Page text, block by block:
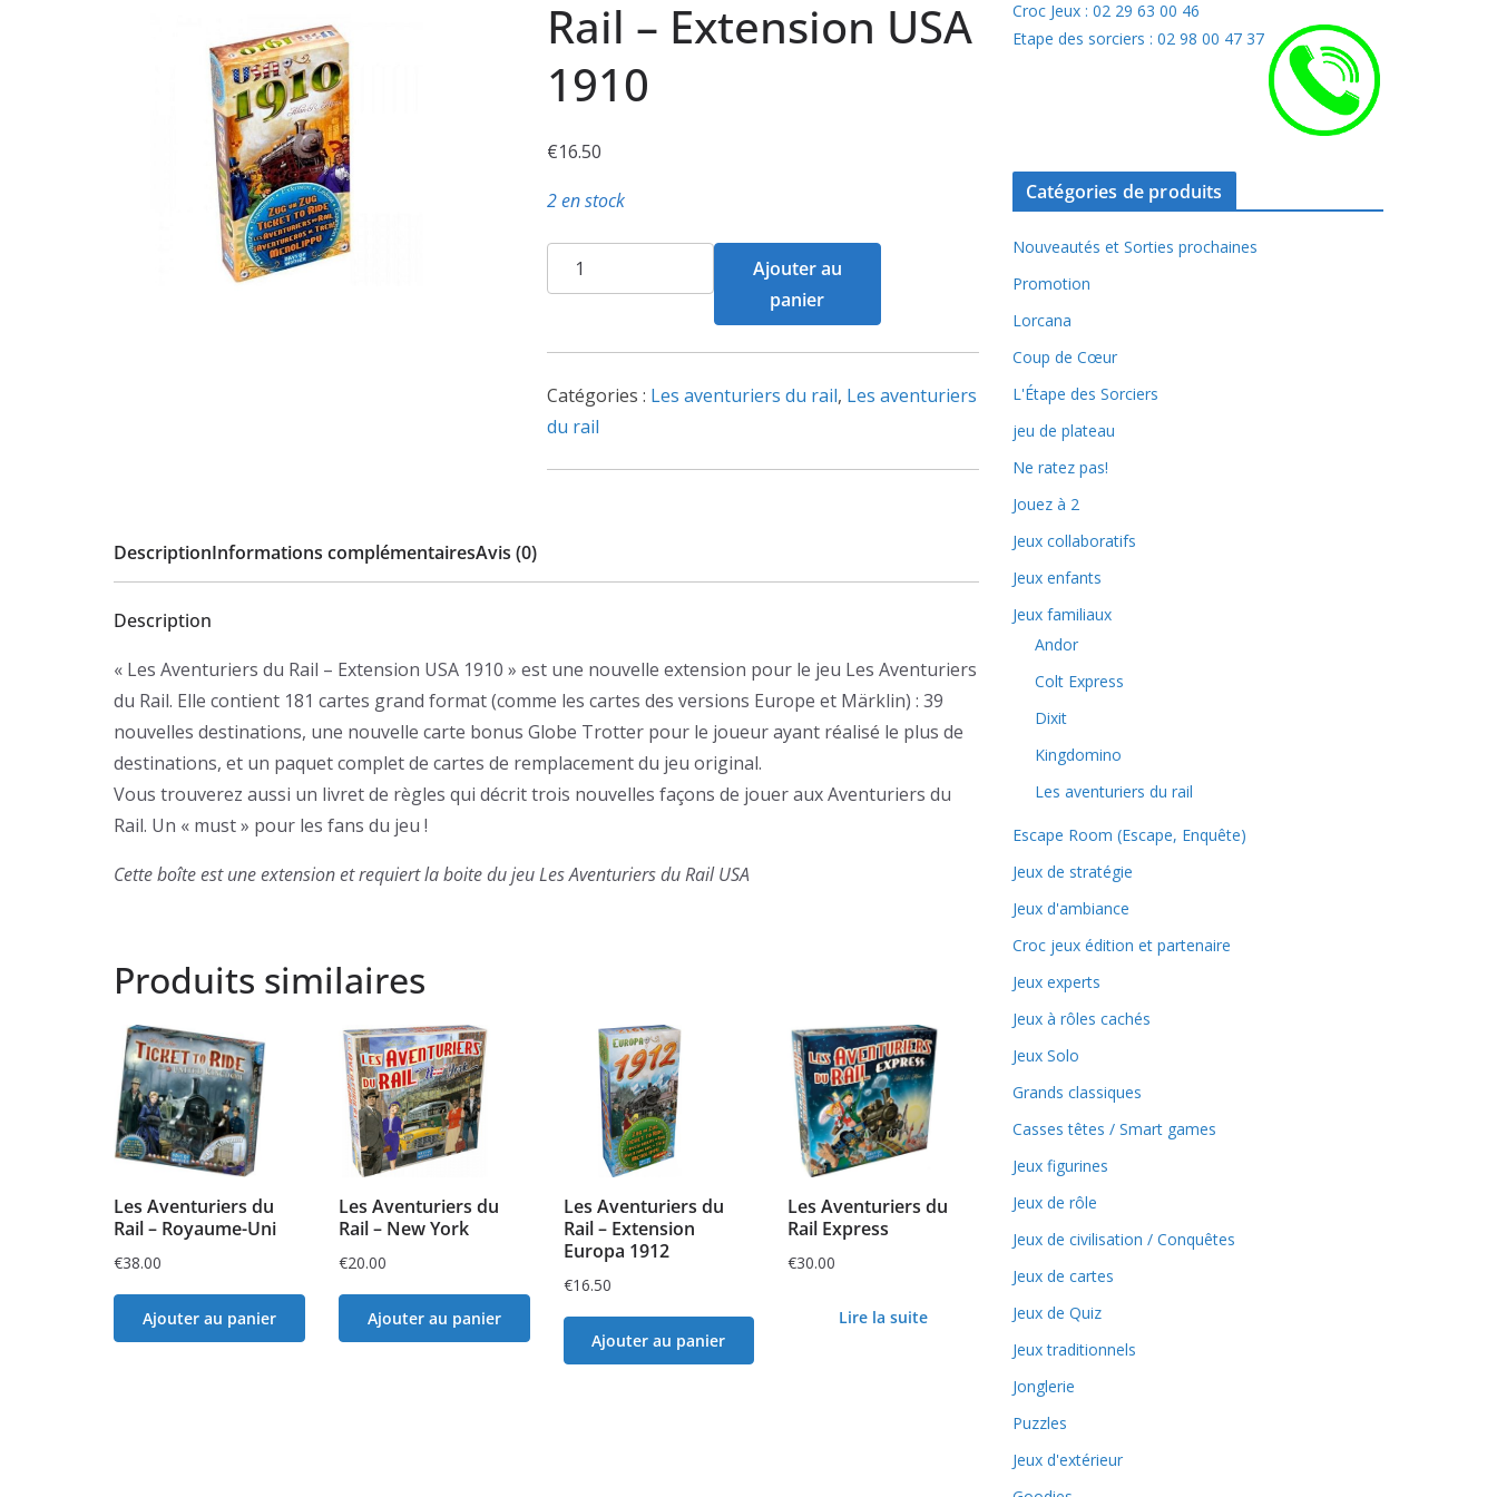
Rail – Extension USA
1910
€16.50
2 en stock
quantité
de
Aventuriers
Extension
Ajouter au
panier
Catégories : Les aventuriers du rail, Les aventuriers
du rail
DescriptionInformations complémentairesAvis (0)
Description
« Les Aventuriers du Rail – Extension USA 1910 » est une nouvelle extension pour le jeu Les Aventuriers
du Rail. Elle contient 181 cartes grand format (comme les cartes des versions Europe et Märklin) : 39
nouvelles destinations, une nouvelle carte bonus Globe Trotter pour le joueur ayant réalisé le plus de
destinations, et un paquet complet de cartes de remplacement du jeu original.
Vous trouverez aussi un livret de règles qui décrit trois nouvelles façons de jouer aux Aventuriers du
Rail. Un « must » pour les fans du jeu !
Cette boîte est une extension et requiert la boite du jeu Les Aventuriers du Rail USA
Produits similaires
Les Aventuriers du
Rail – Royaume-Uni
€38.00
Ajouter au panier
Les Aventuriers du
Rail – New York
€20.00
Ajouter au panier
Les Aventuriers du
Rail – Extension
Europa 1912
€16.50
Ajouter au panier
Les Aventuriers du
Rail Express
€30.00
Lire la suite
Croc Jeux : 02 29 63 00 46
Etape des sorciers : 02 98 00 47 37
Catégories de produits
Nouveautés et Sorties prochaines
Promotion
Lorcana
Coup de Cœur
L'Étape des Sorciers
jeu de plateau
Ne ratez pas!
Jouez à 2
Jeux collaboratifs
Jeux enfants
Jeux familiaux
Andor
Colt Express
Dixit
Kingdomino
Les aventuriers du rail
Escape Room (Escape, Enquête)
Jeux de stratégie
Jeux d'ambiance
Croc jeux édition et partenaire
Jeux experts
Jeux à rôles cachés
Jeux Solo
Grands classiques
Casses têtes / Smart games
Jeux figurines
Jeux de rôle
Jeux de civilisation / Conquêtes
Jeux de cartes
Jeux de Quiz
Jeux traditionnels
Jonglerie
Puzzles
Jeux d'extérieur